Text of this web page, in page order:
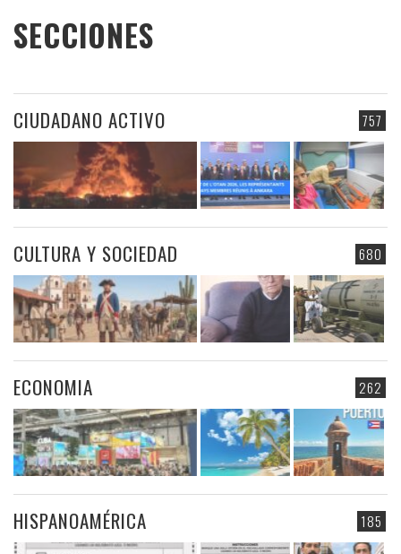
SECCIONES
757
CIUDADANO ACTIVO
680
CULTURA Y SOCIEDAD
262
ECONOMIA
185
HISPANOAMÉRICA